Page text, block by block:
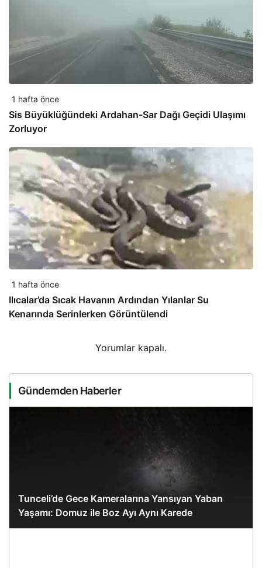
1 hafta önce
Sis Büyüklüğündeki Ardahan-Sar Dağı Geçidi Ulaşımı
Zorluyor
1 hafta önce
Ilıcalar’da Sıcak Havanın Ardından Yılanlar Su
Kenarında Serinlerken Görüntülendi
Yorumlar kapalı.
Gündemden Haberler
Tunceli’de Gece Kameralarına Yansıyan Yaban
Yaşamı: Domuz ile Boz Ayı Aynı Karede